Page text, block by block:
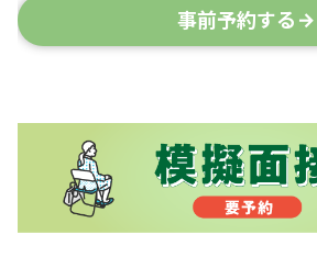
事前予約する